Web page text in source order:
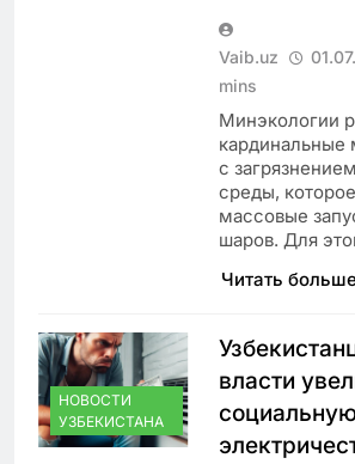
Vaib.uz
mins
Минэкологии
кардинальные
с
среды,
массовые
шаров. Для
Читать
НОВОСТИ
УЗБЕКИСТАНА
власти